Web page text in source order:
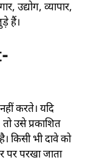
उद्योग, व्यापार,
हैं।
करते। यदि
तो उसे प्रकाशित
किसी भी दावे को
पर परखा जाता